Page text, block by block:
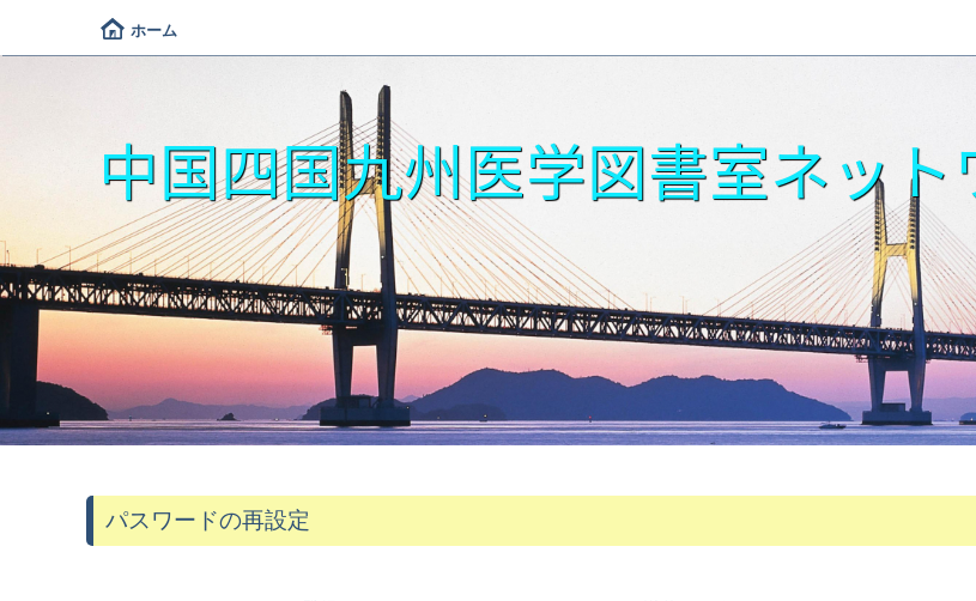
中国四国九州医学図書室ネット
パスワードの再設定
ホーム